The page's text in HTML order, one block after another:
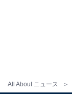
All About ニュース